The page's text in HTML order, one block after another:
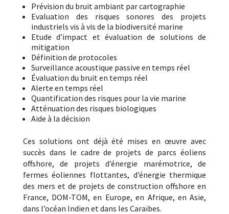
Prévision du bruit ambiant par cartographie
Evaluation des risques sonores des projets
industriels vis à vis de la biodiversité marine
Etude d’impact et évaluation de solutions de
mitigation
Définition de protocoles
Surveillance acoustique passive en temps réel
Évaluation du bruit en temps réel
Alerte en temps réel
Quantification des risques pour la vie marine
Atténuation des risques biologiques
Aide à la décision
Ces solutions ont déjà été mises en œuvre avec
succès dans le cadre de projets de parcs éoliens
offshore, de projets d’énergie marémotrice, de
fermes éoliennes flottantes, d’énergie thermique
des mers et de projets de construction offshore en
France, DOM-TOM, en Europe, en Afrique, en Asie,
dans l’océan Indien et dans les Caraïbes.